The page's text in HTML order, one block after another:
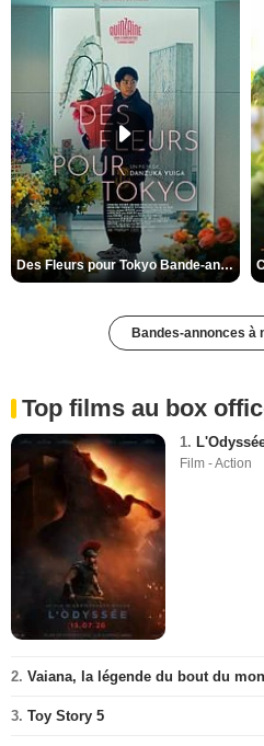
Des Fleurs pour Tokyo Bande-annonce VO STFR
Bandes-annonces à
Top films au box
1.
Film - Action
2. Vaiana, la légende du bout du
3. Toy Story 5